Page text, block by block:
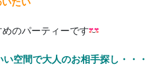
のパーティーです
空間で大人のお相手探し・・・